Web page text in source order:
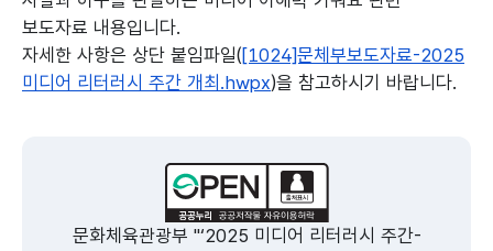
보도자료 내용입니다.
자세한 사항은 상단 붙임파일([1024]문체부보도자료-2025
미디어 리터러시 주간 개최.hwpx)을 참고하시기 바랍니다.
문화체육관광부 "‘2025 미디어 리터러시 주간-